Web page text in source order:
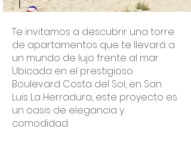
Te invitamos a descubrir una torre
de apartamentos que te llevará a
un mundo de lujo frente al mar.
Ubicada en el prestigioso
Boulevard Costa del Sol, en San
Luis La Herradura, este proyecto es
un oasis de elegancia y
comodidad.